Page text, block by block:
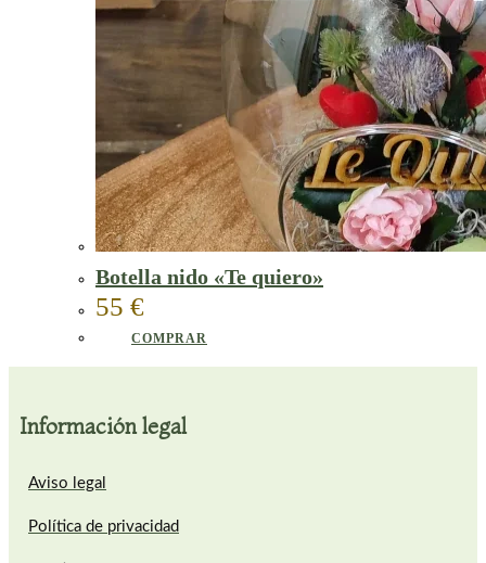
Botella nido «Te quiero»
55 €
COMPRAR
Información legal
Aviso legal
Política de privacidad